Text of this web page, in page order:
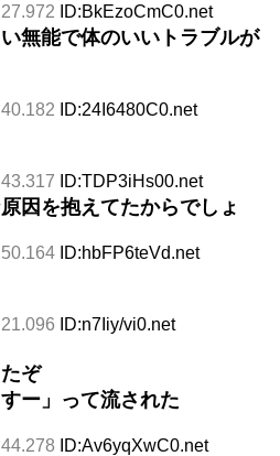
ID:BkEzoCmC0.net
無能で体のいいトラブルが
ID:24I6480C0.net
ID:TDP3iHs00.net
因を抱えてたからでしょ
ID:hbFP6teVd.net
ID:n7Iiy/vi0.net
ぞ
ー」って流された
ID:Av6yqXwC0.net